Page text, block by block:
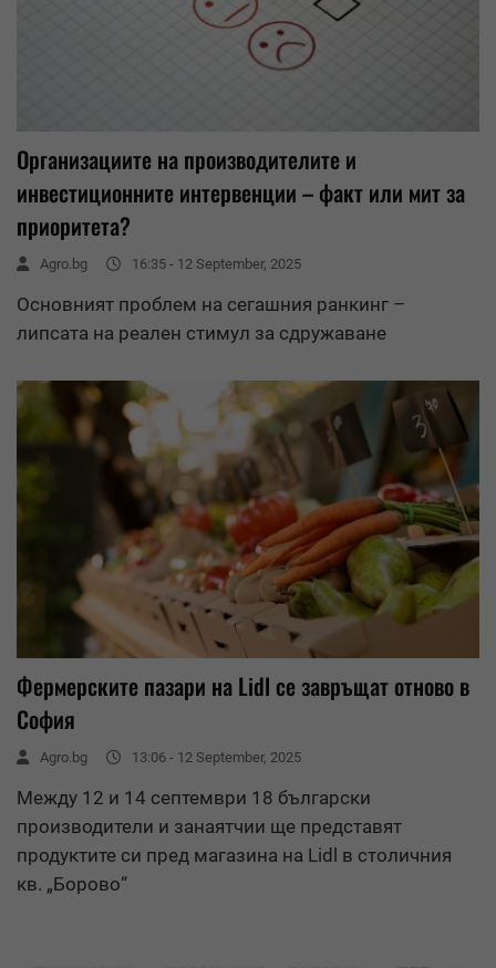
Организациите на производителите и
инвестиционните интервенции – факт или мит за
приоритета?
Agro.bg 16:35 - 12 September, 2025
Основният проблем на сегашния ранкинг –
липсата на реален стимул за сдружаване
Фермерските пазари на Lidl се завръщат отново в
София
Agro.bg 13:06 - 12 September, 2025
Между 12 и 14 септември 18 български
производители и занаятчии ще представят
продуктите си пред магазина на Lidl в столичния
кв. „Борово“